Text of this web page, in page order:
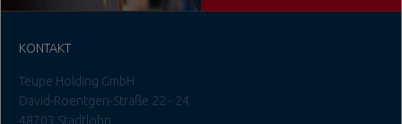
KONTAKT
Teupe Holding GmbH
David-Roentgen-Straße 22 - 24
48703 Stadtlohn